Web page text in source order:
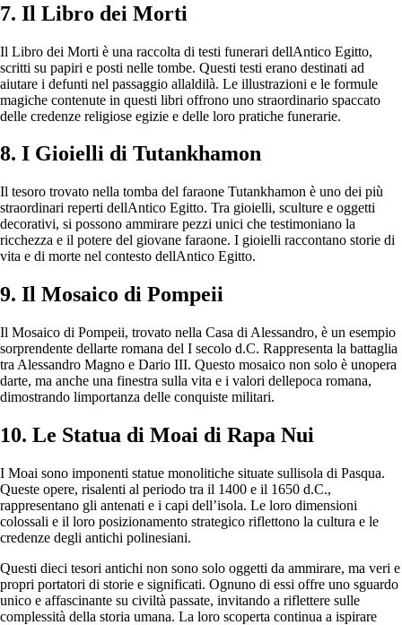
7. Il Libro dei Morti
Il Libro dei Morti è una raccolta di testi funerari dellAntico Egitto,
scritti su papiri e posti nelle tombe. Questi testi erano destinati ad
aiutare i defunti nel passaggio allaldilà. Le illustrazioni e le formule
magiche contenute in questi libri offrono uno straordinario spaccato
delle credenze religiose egizie e delle loro pratiche funerarie.
8. I Gioielli di Tutankhamon
Il tesoro trovato nella tomba del faraone Tutankhamon è uno dei più
straordinari reperti dellAntico Egitto. Tra gioielli, sculture e oggetti
decorativi, si possono ammirare pezzi unici che testimoniano la
ricchezza e il potere del giovane faraone. I gioielli raccontano storie di
vita e di morte nel contesto dellAntico Egitto.
9. Il Mosaico di Pompeii
Il Mosaico di Pompeii, trovato nella Casa di Alessandro, è un esempio
sorprendente dellarte romana del I secolo d.C. Rappresenta la battaglia
tra Alessandro Magno e Dario III. Questo mosaico non solo è unopera
darte, ma anche una finestra sulla vita e i valori dellepoca romana,
dimostrando limportanza delle conquiste militari.
10. Le Statua di Moai di Rapa Nui
I Moai sono imponenti statue monolitiche situate sullisola di Pasqua.
Queste opere, risalenti al periodo tra il 1400 e il 1650 d.C.,
rappresentano gli antenati e i capi dell’isola. Le loro dimensioni
colossali e il loro posizionamento strategico riflettono la cultura e le
credenze degli antichi polinesiani.
Questi dieci tesori antichi non sono solo oggetti da ammirare, ma veri e
propri portatori di storie e significati. Ognuno di essi offre uno sguardo
unico e affascinante su civiltà passate, invitando a riflettere sulle
complessità della storia umana. La loro scoperta continua a ispirare